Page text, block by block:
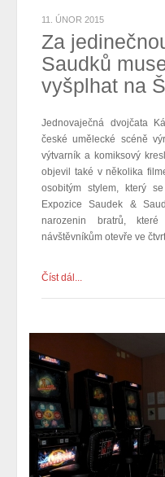
11. ÚNOR 2015
Za
Saudků
vyšplhat na
Jednovaječná dvojčata
české umělecké scéně
výtvarník a komiksový
objevil také v několika
osobitým stylem, který
Expozice Saudek &
narozenin bratrů,
návštěvníkům otevře ve
Číst dál...